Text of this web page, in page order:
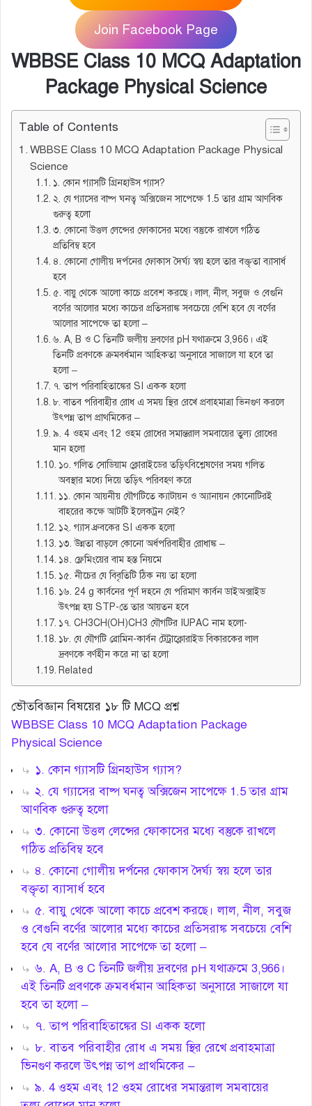
Join Facebook Page
WBBSE Class 10 MCQ Adaptation
Package Physical Science
Table of Contents
WBBSE Class 10 MCQ Adaptation Package Physical
Science
১. কোন গ্যাসটি গ্রিনহাউস গ্যাস?
২. যে গ্যাসের বাষ্প ঘনত্ব অক্সিজেন সাপেক্ষে 1.5 তার গ্রাম আণবিক
গুরুত্ব হলো
৩. কোনো উত্তল লেন্সের ফোকাসের মধ্যে বস্তুকে রাখলে গঠিত
প্রতিবিম্ব হবে
৪. কোনো গোলীয় দর্পনের ফোকাস দৈর্ঘ্য স্বয় হলে তার বক্তৃতা ব্যাসার্ধ
হবে
৫. বায়ু থেকে আলো কাচে প্রবেশ করছে। লাল, নীল, সবুজ ও বেগুনি
বর্ণের আলোর মধ্যে কাচের প্রতিসরাঙ্ক সবচেয়ে বেশি হবে যে বর্ণের
আলোর সাপেক্ষে তা হলো –
৬. A, B ও C তিনটি জলীয় দ্রবণের pH যথাক্রমে 3,966। এই
তিনটি প্রবণকে ক্রমবর্ধমান আহিকতা অনুসারে সাজালে যা হবে তা
হলো –
৭. তাপ পরিবাহিতাঙ্কের SI একক হলো
৮. বাতব পরিবাহীর রোধ এ সময় স্থির রেখে প্রবাহমাত্রা ভিনগুণ করলে
উৎপন্ন তাপ প্রাথমিকের –
৯. 4 ওহম এবং 12 ওহম রোধের সমান্তরাল সমবায়ের তুল্য রোধের
মান হলো
১০. গলিত সোডিয়াম ক্লোরাইডের তড়িৎবিশ্লেষণের সময় গলিত
অবস্থার মধ্যে দিয়ে তড়িৎ পরিবহণ করে
১১. কোন আয়নীয় যৌগটিতে ক্যাটায়ন ও অ্যানায়ন কোনোটিরই
বাহরের কক্ষে আটটি ইলেকট্রন নেই?
১২. গ্যাস ধ্রুবকের SI একক হলো
১৩. উন্নতা বাড়লে কোনো অর্ধপরিবাহীর রোধাঙ্ক –
১৪. ফ্লেমিংয়ের বাম হস্ত নিয়মে
১৫. নীচের যে বিবৃতিটি ঠিক নয় তা হলো
১৬. 24 g কার্বনের পূর্ণ দহনে যে পরিমাণ কার্বন ডাইঅক্সাইড
উৎপন্ন হয় STP-তে তার আয়তন হবে
১৭. CH3CH(OH)CH3 যৌগটির IUPAC নাম হলো-
১৮. যে যৌগটি ব্রোমিন-কার্বন টেট্রাক্লোরাইড বিকারকের লাল
দ্রবণকে বর্ণহীন করে না তা হলো
Related
ভৌতবিজ্ঞান বিষয়ের ১৮ টি MCQ প্রশ্ন
WBBSE Class 10 MCQ Adaptation Package
Physical Science
১. কোন গ্যাসটি গ্রিনহাউস গ্যাস?
২. যে গ্যাসের বাষ্প ঘনত্ব অক্সিজেন সাপেক্ষে 1.5 তার গ্রাম
আণবিক গুরুত্ব হলো
৩. কোনো উত্তল লেন্সের ফোকাসের মধ্যে বস্তুকে রাখলে
গঠিত প্রতিবিম্ব হবে
৪. কোনো গোলীয় দর্পনের ফোকাস দৈর্ঘ্য স্বয় হলে তার
বক্তৃতা ব্যাসার্ধ হবে
৫. বায়ু থেকে আলো কাচে প্রবেশ করছে। লাল, নীল, সবুজ
ও বেগুনি বর্ণের আলোর মধ্যে কাচের প্রতিসরাঙ্ক সবচেয়ে বেশি
হবে যে বর্ণের আলোর সাপেক্ষে তা হলো –
৬. A, B ও C তিনটি জলীয় দ্রবণের pH যথাক্রমে 3,966।
এই তিনটি প্রবণকে ক্রমবর্ধমান আহিকতা অনুসারে সাজালে যা
হবে তা হলো –
৭. তাপ পরিবাহিতাঙ্কের SI একক হলো
৮. বাতব পরিবাহীর রোধ এ সময় স্থির রেখে প্রবাহমাত্রা
ভিনগুণ করলে উৎপন্ন তাপ প্রাথমিকের –
৯. 4 ওহম এবং 12 ওহম রোধের সমান্তরাল সমবায়ের